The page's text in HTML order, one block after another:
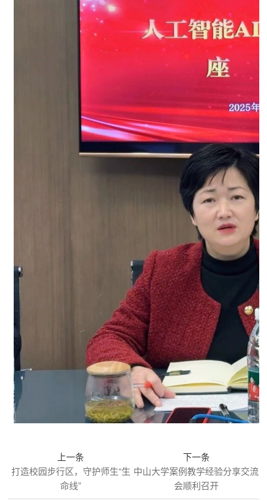
上一条
打造校园步行区，守护师生“生
命线”
下一条
中山大学案例教学经验分享交流
会顺利召开